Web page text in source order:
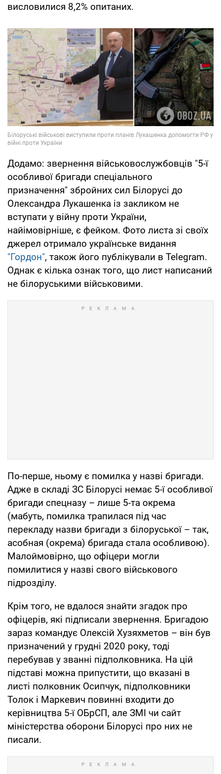
висловилися 8,2% опитаних.
Додамо: звернення військовослужбовців "5-ї
особливої бригади спеціального
призначення" збройних сил Білорусі до
Олександра Лукашенка із закликом не
вступати у війну проти України,
найімовірніше, є фейком. Фото листа зі своїх
джерел отримало українське видання
"Гордон", також його публікували в Telegram.
Однак є кілька ознак того, що лист написаний
не білоруськими військовими.
По-перше, ньому є помилка у назві бригади.
Адже в складі ЗС Білорусі немає 5-ї особливої
бригади спецназу – лише 5-та окрема
(мабуть, помилка трапилася під час
перекладу назви бригади з білоруської – так,
асобная (окрема) бригада стала особливою).
Малоймовірно, що офіцери могли
помилитися у назві свого військового
підрозділу.
Крім того, не вдалося знайти згадок про
офіцерів, які підписали звернення. Бригадою
зараз командує Олексій Хузяхметов – він був
призначений у грудні 2020 року, тоді
перебував у званні підполковника. На цій
підставі можна припустити, що вказані в
листі полковник Осипчук, підполковники
Толок і Маркевич повинні входити до
керівництва 5-ї ОБрСП, але ЗМІ чи сайт
міністерства оборони Білорусі про них не
писали.